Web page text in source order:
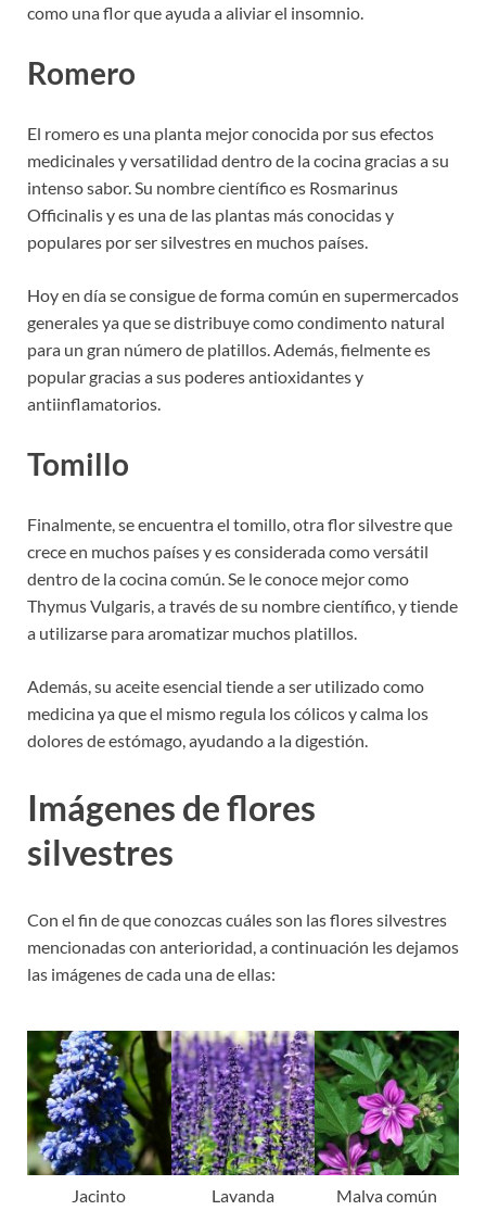
como una flor que ayuda a aliviar el insomnio.
Romero
El romero es una planta mejor conocida por sus efectos
medicinales y versatilidad dentro de la cocina gracias a su
intenso sabor. Su nombre científico es Rosmarinus
Officinalis y es una de las plantas más conocidas y
populares por ser silvestres en muchos países.
Hoy en día se consigue de forma común en supermercados
generales ya que se distribuye como condimento natural
para un gran número de platillos. Además, fielmente es
popular gracias a sus poderes antioxidantes y
antiinflamatorios.
Tomillo
Finalmente, se encuentra el tomillo, otra flor silvestre que
crece en muchos países y es considerada como versátil
dentro de la cocina común. Se le conoce mejor como
Thymus Vulgaris, a través de su nombre científico, y tiende
a utilizarse para aromatizar muchos platillos.
Además, su aceite esencial tiende a ser utilizado como
medicina ya que el mismo regula los cólicos y calma los
dolores de estómago, ayudando a la digestión.
Imágenes de flores
silvestres
Con el fin de que conozcas cuáles son las flores silvestres
mencionadas con anterioridad, a continuación les dejamos
las imágenes de cada una de ellas:
Jacinto Lavanda Malva común